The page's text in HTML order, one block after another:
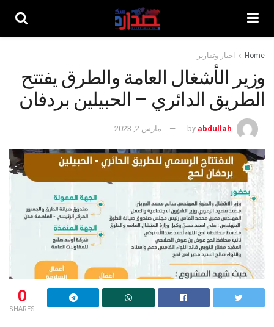
Home اخبار وتقارير
وزير الأشغال العامة والطرق يفتتح
الطريق الدائري – الحبيلين بردفان
by abdullah مارس 2, 2023
0
SHARES